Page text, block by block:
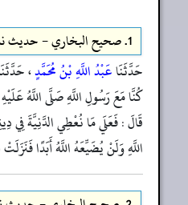
1. صحيح البخاري - حدیث نمبر:
حَدَّثَنَاعَبْدُ اللَّهِ بْنُ مُحَمَّدٍ،
كُنَّا مَعَ رَسُولِ اللَّهِ صَلَّى اللَّهُ
قَالَ : فَعَلَي مَا نُعْطِي الدَّنِيَّةَ فِي
اللَّهِ وَلَنْ يُضَيِّعَهُ اللَّهُ أَبَدًا